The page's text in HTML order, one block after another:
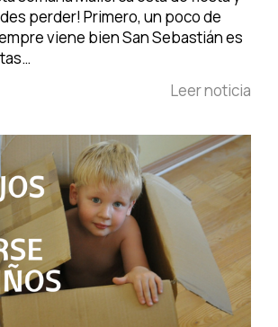
perder! Primero, un poco de
viene bien San Sebastián es
Leer noticia